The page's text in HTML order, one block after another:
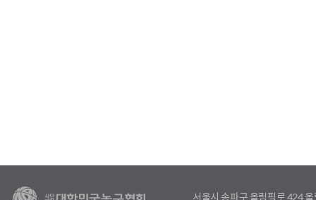
서울시 송파구 올림픽로 424